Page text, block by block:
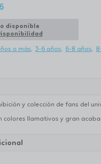
disponible
o más 3-6 años 6-8 años
y colección de fans del
colores llamativos y gran